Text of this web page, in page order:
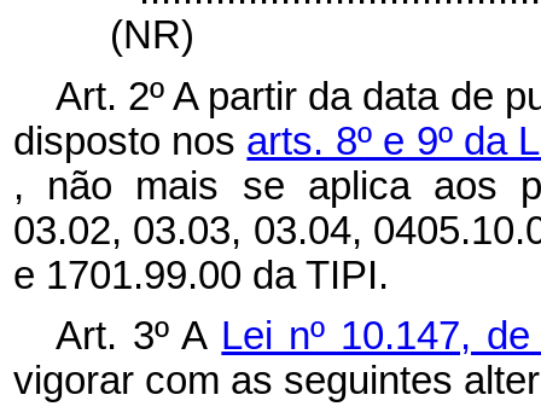
(NR)
Art. 2º A partir da data de
disposto nos arts. 8º e 9º da
, não mais se aplica aos
03.02, 03.03, 03.04,
e 1701.99.00 da TIPI.
Art. 3º A Lei nº 10.147,
vigorar com as seguintes